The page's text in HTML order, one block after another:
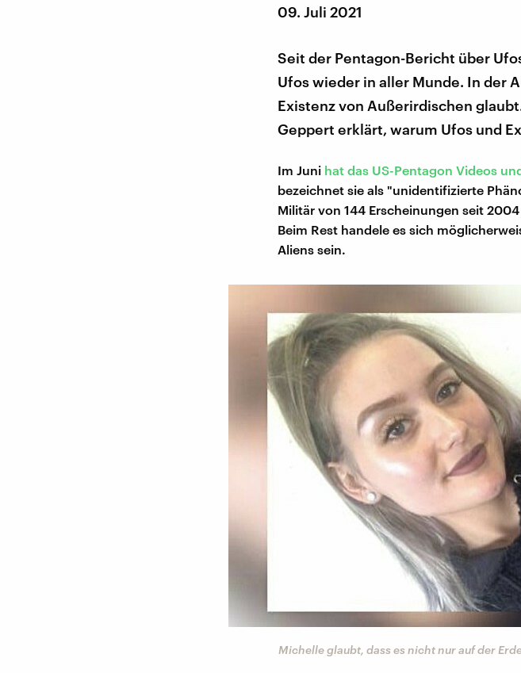
09. Juli 2021
Seit der Pentagon-Bericht über
Ufos wieder in aller Munde. In der
Existenz von Außerirdischen
Geppert erklärt, warum Ufos und
Im Juni hat das US-Pentagon Videos
bezeichnet sie als "unidentifizierte
Militär von 144 Erscheinungen seit
Beim Rest handele es sich
Aliens sein.
Michelle glaubt, dass es nicht nur auf der